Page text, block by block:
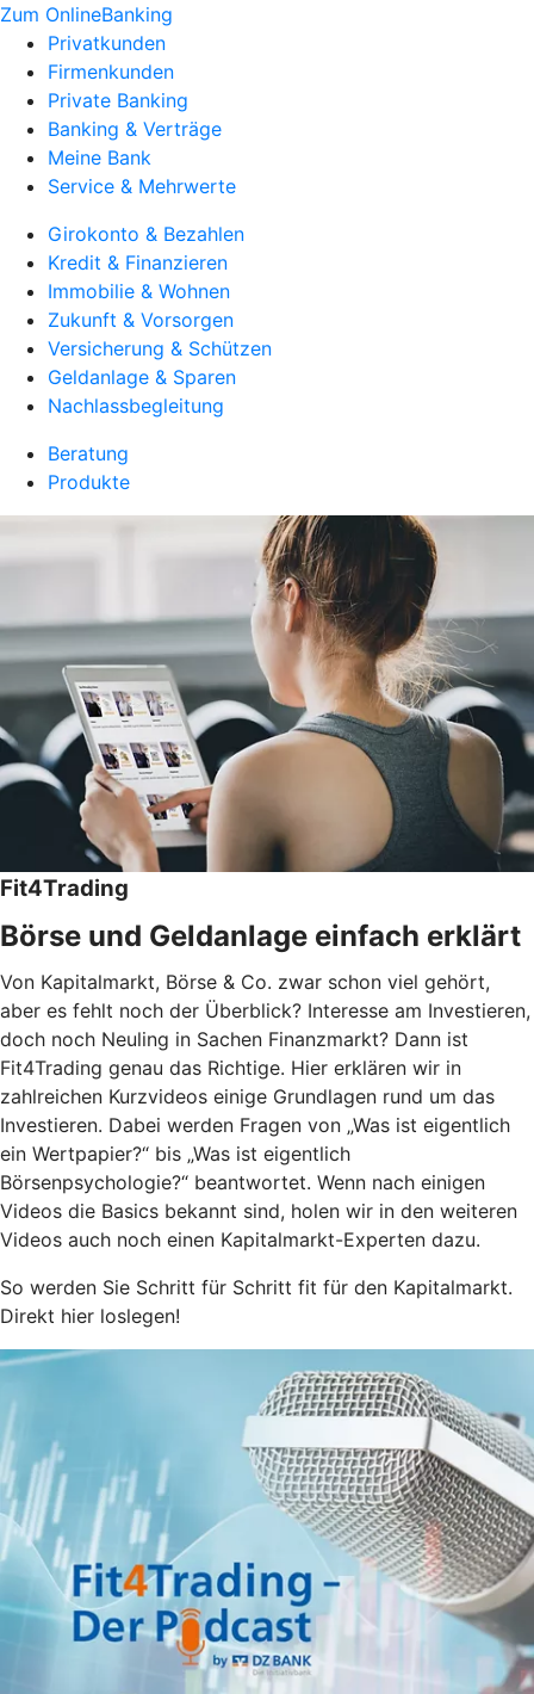
Zum OnlineBanking
Privatkunden
Firmenkunden
Private Banking
Banking & Verträge
Meine Bank
Service & Mehrwerte
Girokonto & Bezahlen
Kredit & Finanzieren
Immobilie & Wohnen
Zukunft & Vorsorgen
Versicherung & Schützen
Geldanlage & Sparen
Nachlassbegleitung
Beratung
Produkte
Fit4Trading
Börse und Geldanlage einfach erklärt
Von Kapitalmarkt, Börse & Co. zwar schon viel gehört,
aber es fehlt noch der Überblick? Interesse am Investieren,
doch noch Neuling in Sachen Finanzmarkt? Dann ist
Fit4Trading genau das Richtige. Hier erklären wir in
zahlreichen Kurzvideos einige Grundlagen rund um das
Investieren. Dabei werden Fragen von „Was ist eigentlich
ein Wertpapier?“ bis „Was ist eigentlich
Börsenpsychologie?“ beantwortet. Wenn nach einigen
Videos die Basics bekannt sind, holen wir in den weiteren
Videos auch noch einen Kapitalmarkt-Experten dazu.
So werden Sie Schritt für Schritt fit für den Kapitalmarkt.
Direkt hier loslegen!